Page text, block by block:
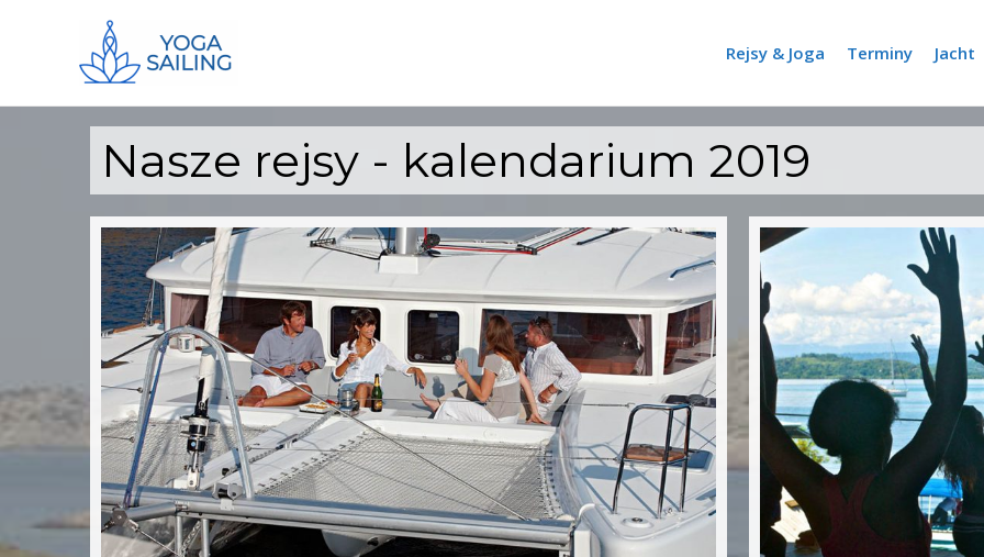
Rejsy & Joga Terminy Jacht
Nasze rejsy - kalendarium 2019